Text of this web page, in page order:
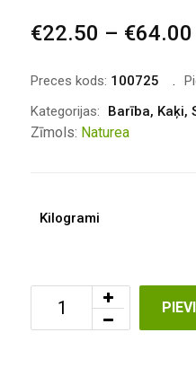
€22.50 – €64.00
Preces kods: 100725
Kategorijas:
Barība, Kaķi,
Zīmols: Naturea
Kilogrami